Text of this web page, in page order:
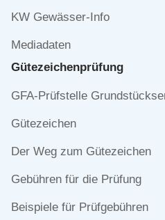
KW Gewässer-Info
Mediadaten
Gütezeichen­prüfung
Navigation
GFA-Prüfstelle
Gütezeichen
Der Weg zum Gütezeichen
Gebühren für die Prüfung
Beispiele für Prüfgebühren